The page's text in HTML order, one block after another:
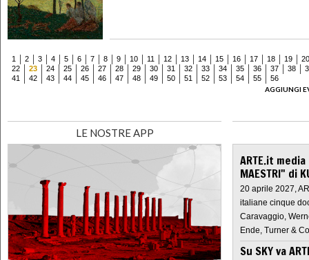
1 2 3 4 5 6 7 8 9 10 11 12 13 14 15 16 17 18 19
20
22
23 24 25 26 27 28 29 30 31 32 33 34 35 36 37 38
41
42 43 44 45 46 47 48 49 50 51 52 53 54 55
56
AGGIUNGI
LE NOSTRE APP
ARTE.it
MAESTRI" di
20 aprile 2027,
italiane cinque
Caravaggio,
Ende, Turner &
Su SKY va